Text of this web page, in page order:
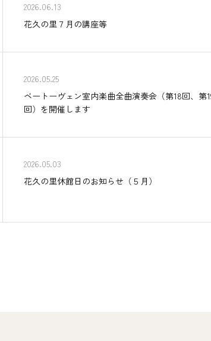
2026.06.13
花久の里７月の講座等
2026.05.25
ベートーヴェン室内楽曲全曲演奏会（第18回、第
回）を開催します
2026.05.03
花久の里休館日のお知らせ（５月）